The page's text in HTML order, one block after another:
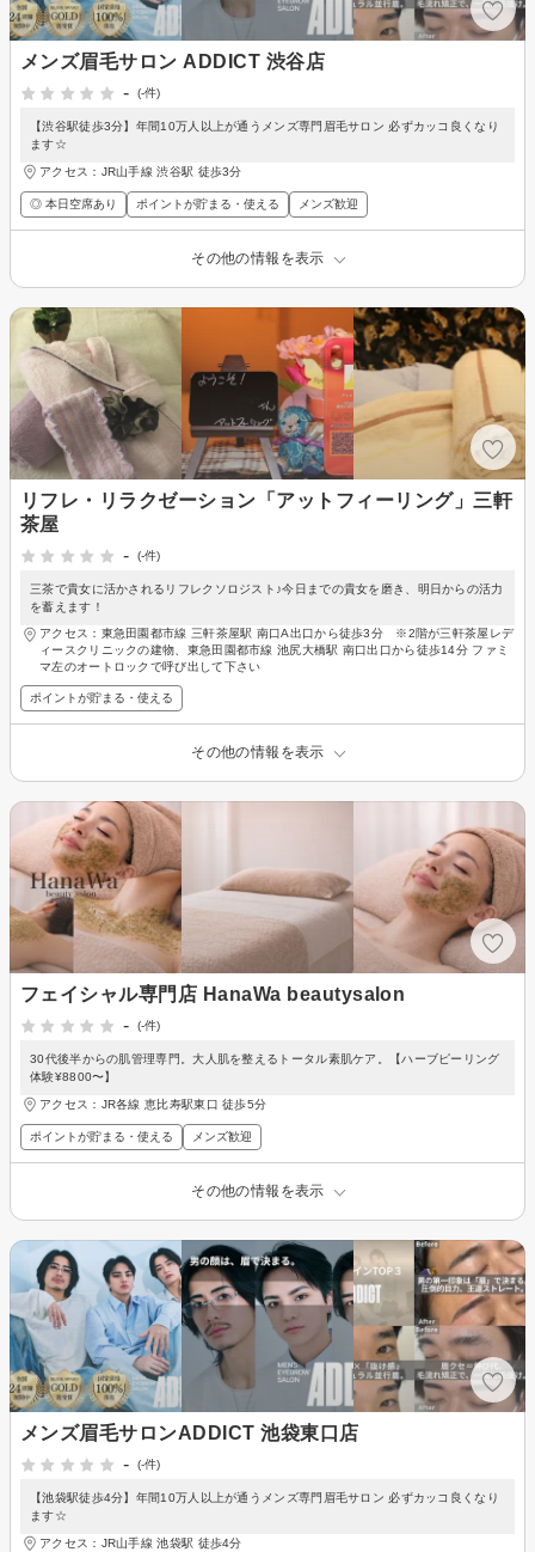
メンズ眉毛サロン ADDICT 渋谷店
-
(-件)
【渋谷駅徒歩3分】年間10万人以上が通うメンズ専門眉毛サロン 必ずカッコ良くなり
ます☆
アクセス：JR山手線 渋谷駅 徒歩3分
◎ 本日空席あり ポイントが貯まる・使える メンズ歓迎
その他の情報を表示
リフレ・リラクゼーション「アットフィーリング」三軒
茶屋
-
(-件)
三茶で貴女に活かされるリフレクソロジスト♪今日までの貴女を磨き、明日からの活力
を蓄えます！
アクセス：東急田園都市線 三軒茶屋駅 南口A出口から徒歩3分 ※2階が三軒茶屋レデ
ィースクリニックの建物、東急田園都市線 池尻大橋駅 南口出口から徒歩14分 ファミ
マ左のオートロックで呼び出して下さい
ポイントが貯まる・使える
その他の情報を表示
フェイシャル専門店 HanaWa beautysalon
-
(-件)
30代後半からの肌管理専門。大人肌を整えるトータル素肌ケア。【ハーブピーリング
体験¥8800〜】
アクセス：JR各線 恵比寿駅東口 徒歩5分
ポイントが貯まる・使える メンズ歓迎
その他の情報を表示
メンズ眉毛サロンADDICT 池袋東口店
-
(-件)
【池袋駅徒歩4分】年間10万人以上が通うメンズ専門眉毛サロン 必ずカッコ良くなり
ます☆
アクセス：JR山手線 池袋駅 徒歩4分